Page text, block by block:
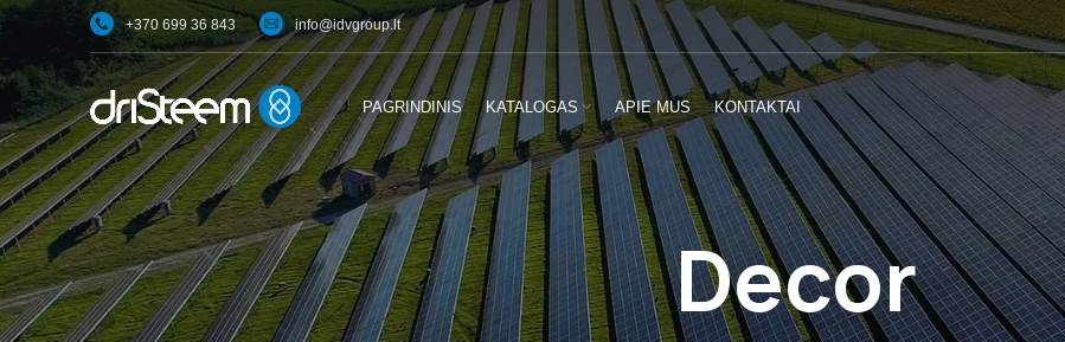
+370 699 36 843 info@idvgroup.lt
PAGRINDINIS KATALOGAS APIE MUS KONTAKTAI
Decor